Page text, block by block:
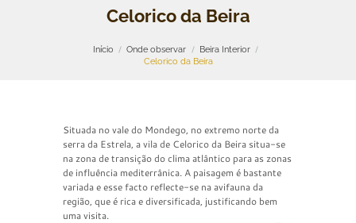
Celorico da Beira
Início Onde observar
Beira Interior
Celorico da Beira
Situada no vale do Mondego, no extremo norte da
serra da Estrela, a vila de Celorico da Beira situa-se
na zona de transição do clima atlântico para as zonas
de influência mediterrânica. A paisagem é bastante
variada e esse facto reflecte-se na avifauna da
região, que é rica e diversificada, justificando bem
uma visita.